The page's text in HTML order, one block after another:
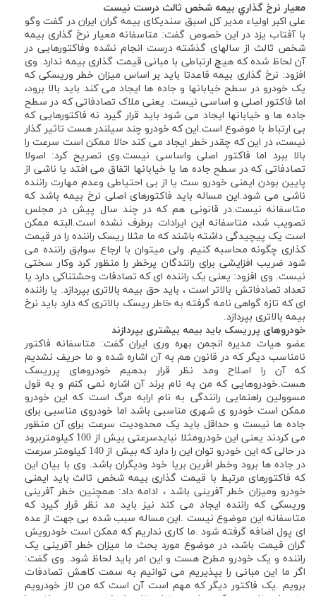
معيار نرخ گذاري بيمه شخص ثالث درست نيست
علی اکبر اولیاء مدیر کل اسبق سندیکای بیمه گران ایران در گفت وگو
با آفتاب یزد در این خصوص گفت: متاسفانه معیار نرخ گذاری بیمه
شخص ثالث از سالهای گذشته درست انجام نشده وفاکتورهایی در
آن لحاظ شده که هیچ ارتباطی با مبانی قیمت گذاری بیمه ندارد. وی
افزود: نرخ گذاری بیمه قاعدتا باید بر اساس میزان خطر وریسکی که
یک خودرو در سطح خیابانها و جاده ها ایجاد می کند باید بالا برود،
اما فاکتور اصلی و اساسی نیست. یعنی ملاک تصادفاتی که در سطح
جاده ها و خیابانها ایجاد می شود باید قرار گیرد نه فاکتورهایی که
بی ارتباط با موضوع است.این که خودرو چند سیلندر هست تاثیر گذار
نیست، در این که چقدر خطر ایجاد می کند حالا ممکن است سرعت را
بالا ببرد اما فاکتور اصلی واساسی نیست.وی تصریح کرد: اصولا
تصادفاتی که در سطح جاده ها یا خیابانها اتفاق می افتد یا ناشی از
پایین بودن ایمنی خودرو ست یا از بی احتیاطی وعدم مهارت راننده
ناشی می شود.این مساله باید فاکتورهای اصلی نرخ بیمه باشد که
متاسفانه نیست.در قانونی هم که در چند سال پیش در مجلس
تصویب شد، متاسفانه این ایرادات برطرف نشده است.البته ممکن
است یک پیچیدگی داشته باشند که ما مثلا ریسک راننده را در قیمت
کذاری چگونه محاسبه کنیم. ولی میتوان با ارجاع سوابق راننده می
شود ضریب افزایشی برای رانندگان پرخطر را منظور کرد وکار سختی
نیست. وی افزود: یعنی یک راننده ای که تصادفات وحشتناکی دارد یا
تعداد تصادفاتش بالاتر است ، باید حق بیمه بالاتری بپردازد. یا راننده
ای که تازه گواهی نامه گرفته به خاطر ریسک بالاتری که دارد باید نرخ
بیمه بالاتری بپردازد.
خودروهای پرریسک باید بیمه بیشتری بپردازند
عضو هیات مدیره انجمن بهره وری ایران گفت: متاسفانه فاکتور
نامناسب دیگر که در قانون هم به آن اشاره شده و ما حریف نشدیم
که آن را اصلاح ومد نظر قرار بدهیم خودروهای پرریسک
هست.خودروهایی که من به نام برند آن اشاره نمی کنم و به قول
مسوولین راهنمایی رانندگی به نام ارابه مرگ است که این خودرو
ممکن است خودرو ی شهری مناسبی باشد اما خودروی مناسبی برای
جاده ها نیست و حداقل باید یک محدودیت سرعت برای آن منظور
می کردند یعنی این خودرومثلا نبایدسرعتی بیش از 100 کیلومتربرود
در حالی که این خودرو توان این را دارد که بیش از 140 کیلومتر سرعت
در جاده ها برود وخطر افرین بریا خود ودیگران باشد. وی با بیان این
که فاکتورهای مرتبط با قیمت گذاری بیمه شخص ثالث باید ایمنی
خودرو ومیزان خطر آفرینی باشد ، ادامه داد: همچنین خطر آفرینی
وریسکی که راننده ایجاد می کند نیز باید مد نظر قرار گیرد که
متاسفانه این موضوع نیست .این مساله سبب شده بی جهت از عده
ای پول اضافه گرفته شود .ما کاری نداریم که ممکن است خودرویش
گران قیمت باشد، در موضوع مورد بحث ما میزان خطر آفرینی یک
راننده و یک خودرو مطرح هست و این امر باید لحاظ شود. وی گفت:
اگر ما این مبانی را بپذیریم می توانیم به سمت کاهش تصادفات
برویم .یک فاکتور دیگر که مهم است آن است که من لاز خودرویم